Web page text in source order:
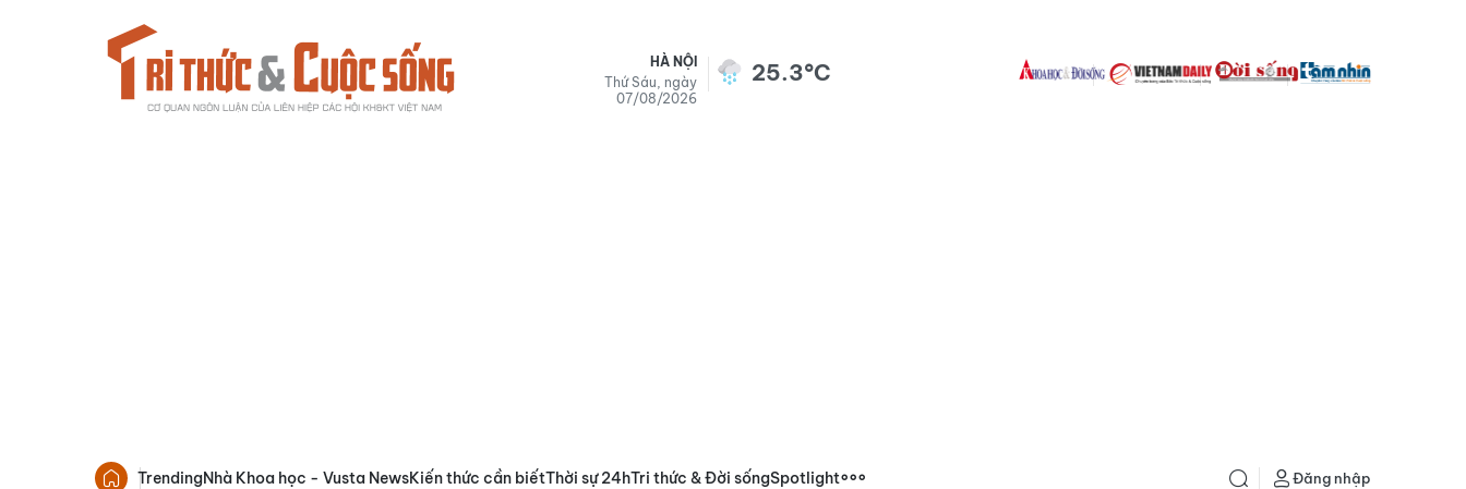
HÀ NỘI
Thứ Sáu, ngày
07/08/2026
25.3°C
TrendingNhà Khoa học - Vusta NewsKiến thức cần biếtThời sự 24hTri thức & Đời sốngSpotlight Đăng nhập